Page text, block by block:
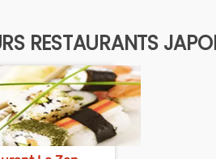
RESTAURANTS